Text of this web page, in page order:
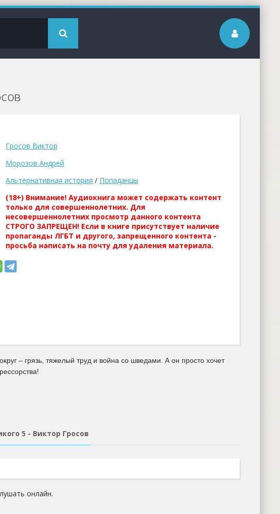
Гросов Виктор
Морозов Андрей
Альтернативная история / Попаданцы
(18+) Внимание! Аудиокнига может содержать контент
только для совершеннолетних. Для
несовершеннолетних просмотр данного контента
СТРОГО ЗАПРЕЩЕН! Если в книге присутствует наличие
пропаганды ЛГБТ и другого, запрещенного контента -
просьба написать на почту для удаления материала.
– грязь, тяжелый труд и война со шведами. А он просто хочет
5 - Виктор Гросов
онлайн.